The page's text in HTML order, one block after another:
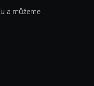
a můžeme